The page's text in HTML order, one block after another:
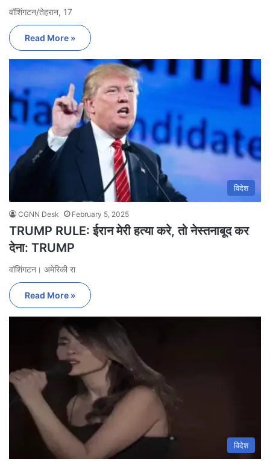
वॉशिंगटन/तेहरान, 17
Read More »
विदेश
CGNN Desk February 5, 2025
TRUMP RULE: ईरान मेरी हत्या करे, तो नेस्तनाबूद कर
देना: TRUMP
वॉशिंगटन। अमेरिकी रा
Read More »
विदेश